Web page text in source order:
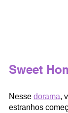
Sweet
Nesse dorama,
estranhos